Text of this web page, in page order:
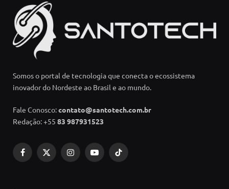
Somos o portal de tecnologia que conecta o ecossistema
inovador do Nordeste ao Brasil e ao mundo.
Fale Conosco:contato@santotech.com.br
Redação: +55 83 987931523
Facebook
X
InstagramYouTubeTikTok